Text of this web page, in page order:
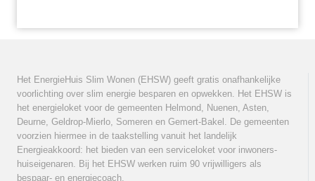
Het EnergieHuis Slim Wonen (EHSW) geeft gratis onafhankelijke
voorlichting over slim energie besparen en opwekken. Het EHSW is
het energieloket voor de gemeenten Helmond, Nuenen, Asten,
Deurne, Geldrop-Mierlo, Someren en Gemert-Bakel. De gemeenten
voorzien hiermee in de taakstelling vanuit het landelijk
Energieakkoord: het bieden van een serviceloket voor inwoners-
huiseigenaren. Bij het EHSW werken ruim 90 vrijwilligers als
bespaar- en energiecoach.